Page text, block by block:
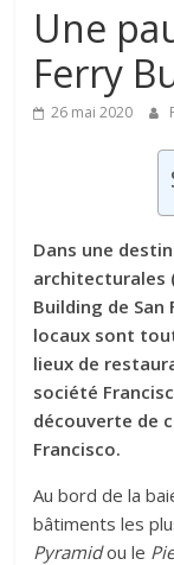
Une
Ferry
26 mai 2020
Dans une
architecturales
Building de
locaux sont
lieux de
société
découverte de
Francisco.
Au bord de la
bâtiments les
Pyramidou le